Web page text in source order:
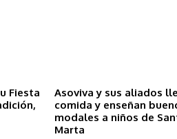
Fiesta
Asoviva y sus aliados
comida y enseñan
modales a niños de
Marta